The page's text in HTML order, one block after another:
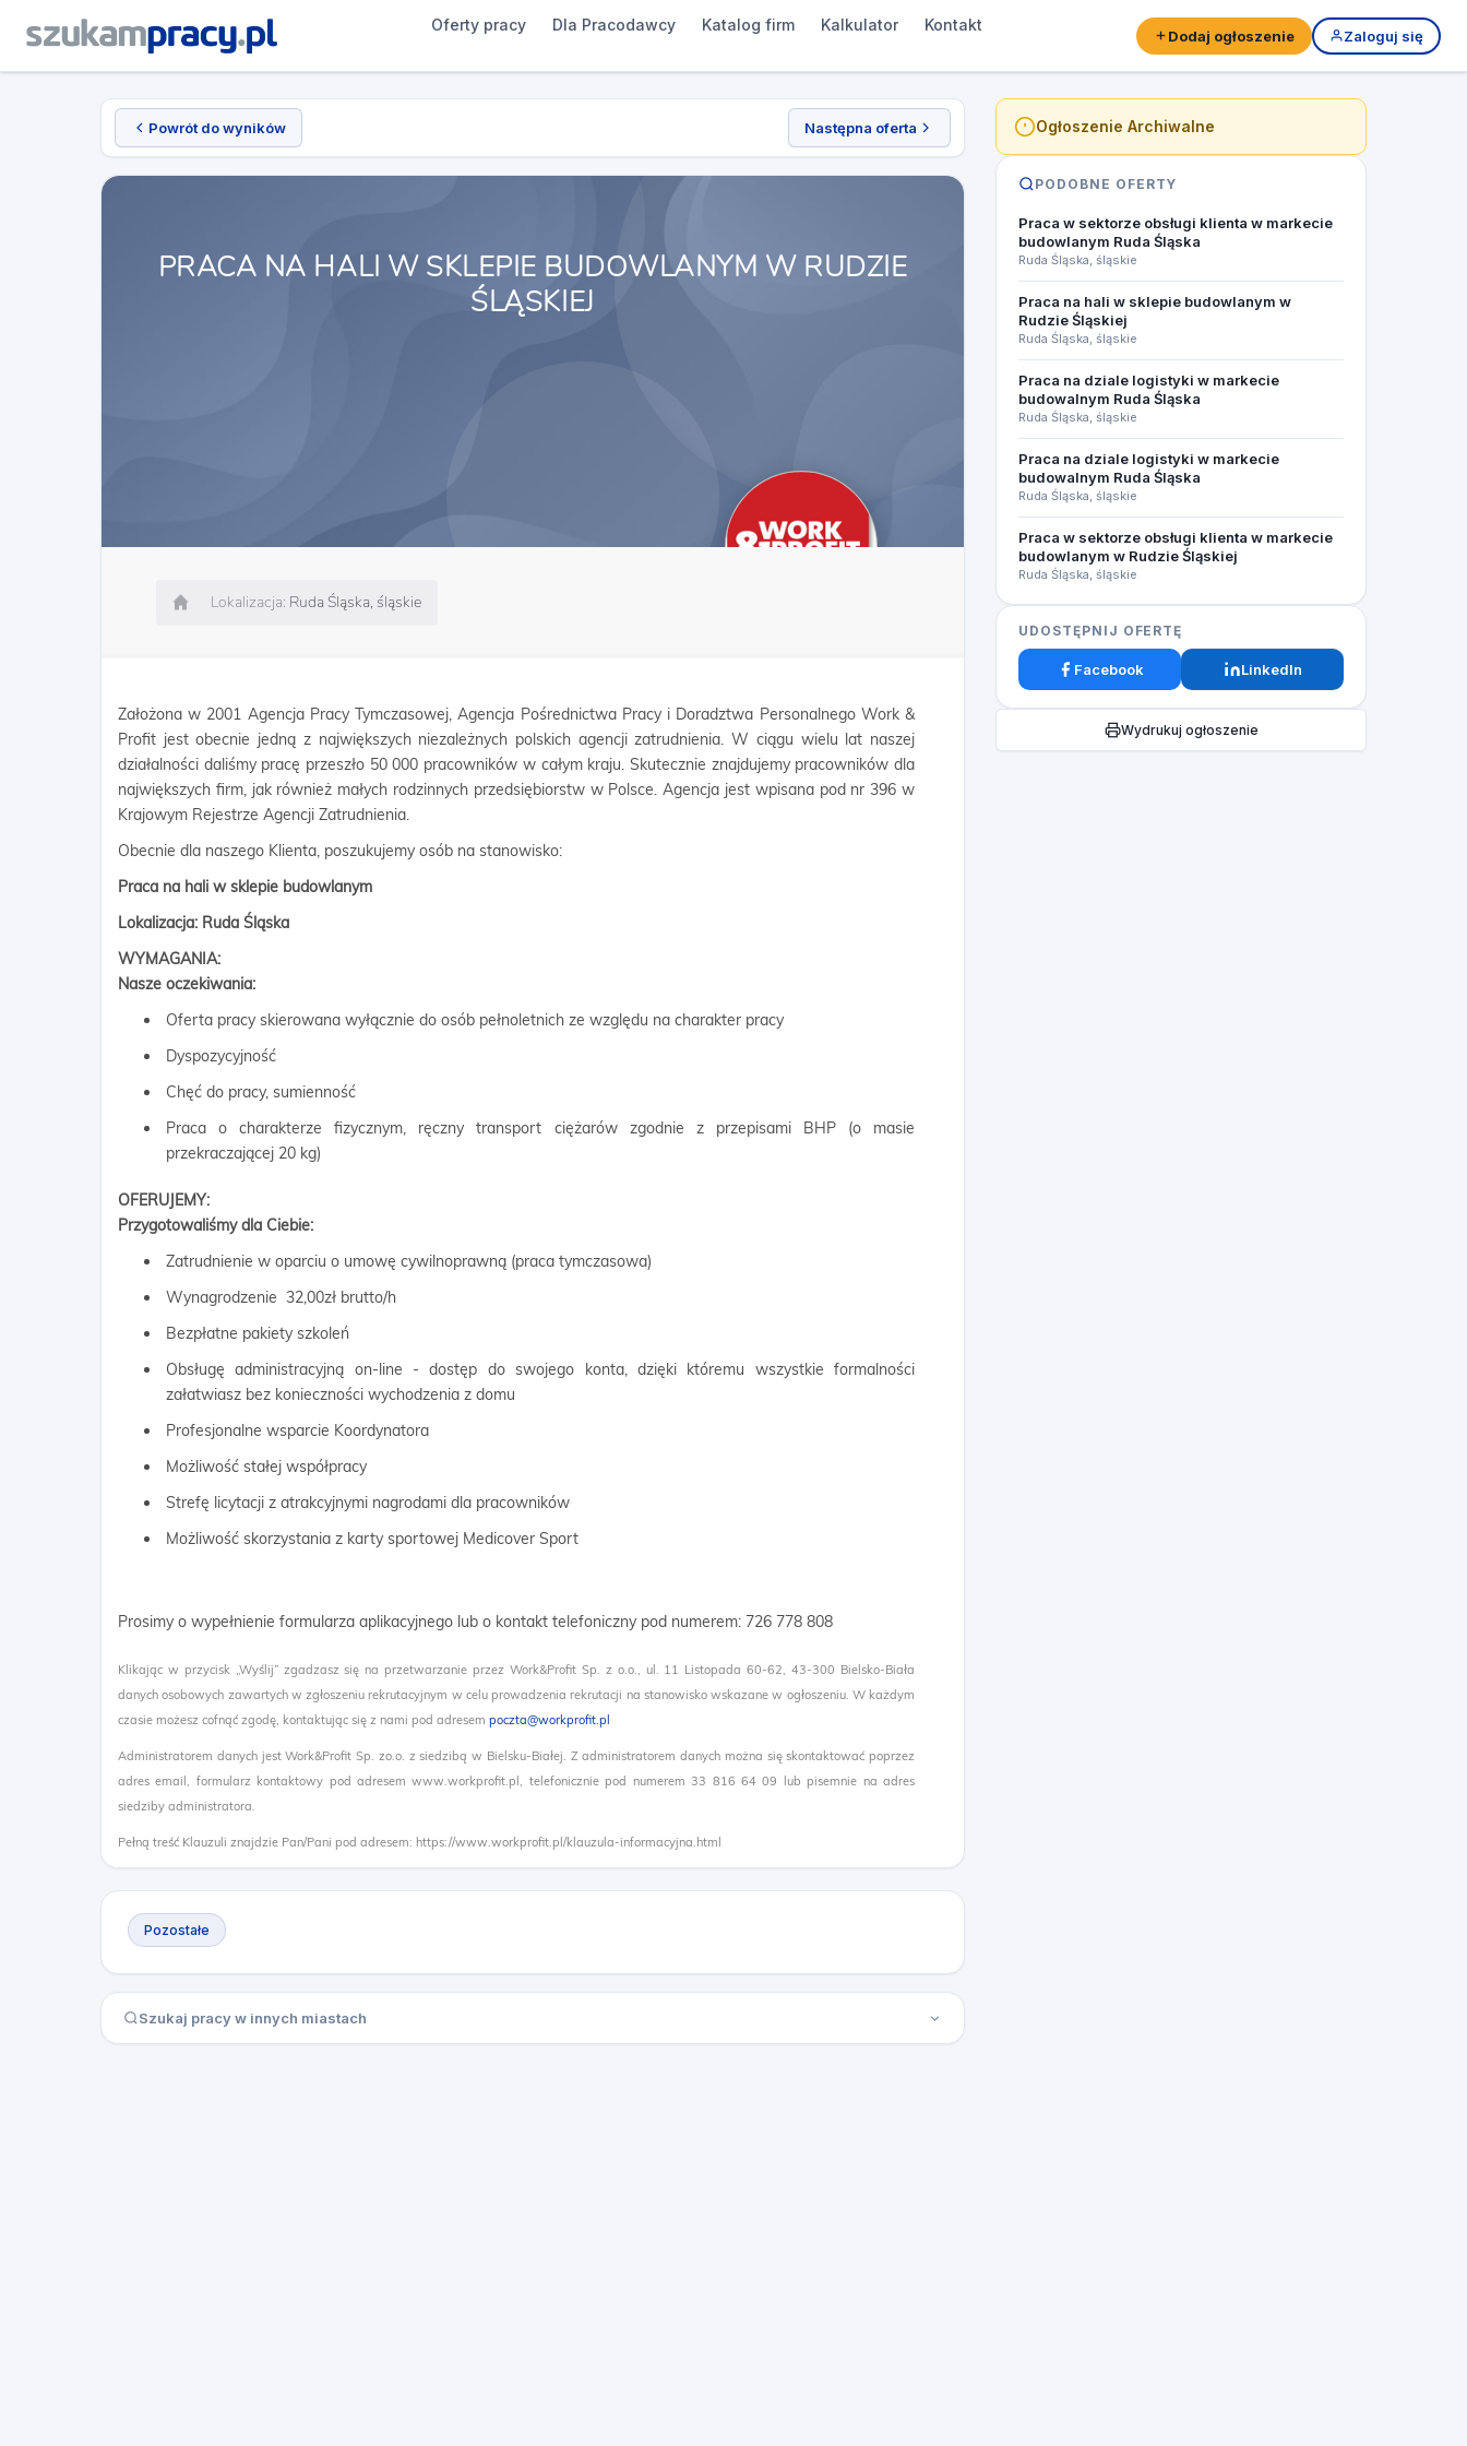
Oferty pracy Dla Pracodawcy Katalog firm Kalkulator Kontakt
Dodaj ogłoszenie Zaloguj się
Powrót do wyników Następna oferta
PRACA NA HALI W SKLEPIE BUDOWLANYM W RUDZIE
ŚLĄSKIEJ
Lokalizacja: Ruda Śląska, śląskie
Założona w 2001 Agencja Pracy Tymczasowej, Agencja Pośrednictwa Pracy i Doradztwa Personalnego Work &
Profit jest obecnie jedną z największych niezależnych polskich agencji zatrudnienia. W ciągu wielu lat naszej
działalności daliśmy pracę przeszło 50 000 pracowników w całym kraju. Skutecznie znajdujemy pracowników dla
największych firm, jak również małych rodzinnych przedsiębiorstw w Polsce. Agencja jest wpisana pod nr 396 w
Krajowym Rejestrze Agencji Zatrudnienia.
Obecnie dla naszego Klienta, poszukujemy osób na stanowisko:
Praca na hali w sklepie budowlanym
Lokalizacja: Ruda Śląska
WYMAGANIA:
Nasze oczekiwania:
Oferta pracy skierowana wyłącznie do osób pełnoletnich ze względu na charakter pracy
Dyspozycyjność
Chęć do pracy, sumienność
Praca o charakterze fizycznym, ręczny transport ciężarów zgodnie z przepisami BHP (o masie
przekraczającej 20 kg)
OFERUJEMY:
Przygotowaliśmy dla Ciebie:
Zatrudnienie w oparciu o umowę cywilnoprawną (praca tymczasowa)
Wynagrodzenie 32,00zł brutto/h
Bezpłatne pakiety szkoleń
Obsługę administracyjną on-line - dostęp do swojego konta, dzięki któremu wszystkie formalności
załatwiasz bez konieczności wychodzenia z domu
Profesjonalne wsparcie Koordynatora
Możliwość stałej współpracy
Strefę licytacji z atrakcyjnymi nagrodami dla pracowników
Możliwość skorzystania z karty sportowej Medicover Sport
Prosimy o wypełnienie formularza aplikacyjnego lub o kontakt telefoniczny pod numerem: 726 778 808
Klikając w przycisk „Wyślij” zgadzasz się na przetwarzanie przez Work&Profit Sp. z o.o., ul. 11 Listopada 60-62, 43-300 Bielsko-Biała
danych osobowych zawartych w zgłoszeniu rekrutacyjnym w celu prowadzenia rekrutacji na stanowisko wskazane w ogłoszeniu. W każdym
czasie możesz cofnąć zgodę, kontaktując się z nami pod adresem poczta@workprofit.pl
Administratorem danych jest Work&Profit Sp. zo.o. z siedzibą w Bielsku-Białej. Z administratorem danych można się skontaktować poprzez
adres email, formularz kontaktowy pod adresem www.workprofit.pl, telefonicznie pod numerem 33 816 64 09 lub pisemnie na adres
siedziby administratora.
Pełną treść Klauzuli znajdzie Pan/Pani pod adresem: https://www.workprofit.pl/klauzula-informacyjna.html
Pozostałe
Szukaj pracy w innych miastach
Ogłoszenie Archiwalne
PODOBNE OFERTY
Praca w sektorze obsługi klienta w markecie
budowlanym Ruda Śląska
Ruda Śląska, śląskie
Praca na hali w sklepie budowlanym w
Rudzie Śląskiej
Ruda Śląska, śląskie
Praca na dziale logistyki w markecie
budowalnym Ruda Śląska
Ruda Śląska, śląskie
Praca na dziale logistyki w markecie
budowalnym Ruda Śląska
Ruda Śląska, śląskie
Praca w sektorze obsługi klienta w markecie
budowlanym w Rudzie Śląskiej
Ruda Śląska, śląskie
UDOSTĘPNIJ OFERTĘ
Facebook LinkedIn
Wydrukuj ogłoszenie